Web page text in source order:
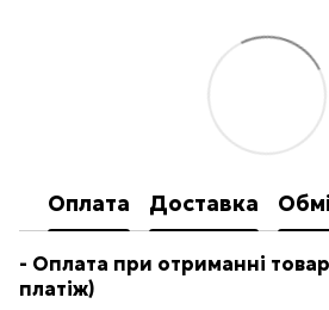
Оплата Доставка
- Оплата при отриманні
платіж)